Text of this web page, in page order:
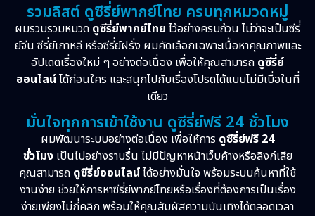
Period ย้อนยุค (38)
Political การเมือง (21)
Psychological จิตวิทยา (28)
Revenge
Romance โรแมนติก (75)
Sci-Fi วิทยาศาสตร์ (5)
Science (1)
รวมลิสต์ ดูซีรี่ย์พากย์ไทย ครบทุกหมวดหมู่
ผมรวบรวมหมวด ดูซีรี่ย์พากย์ไทย ไว้อย่างครบถ้วน ไม่ว่าจะเป็นซีรี่
ย์จีน ซีรี่ย์เกาหลี หรือซีรี่ย์ฝรั่ง ผมคัดเลือกเฉพาะเนื้อหาคุณภาพและ
อัปเดตเรื่องใหม่ ๆ อย่างต่อเนื่อง เพื่อให้คุณสามารถ ดูซีรี่ย์
ออนไลน์ได้ก่อนใคร และสนุกไปกับเรื่องโปรดได้แบบไม่มีเบื่อในที่
เดียว
มั่นใจทุกการเข้าใช้งาน ดูซีรี่ย์ฟรี 24 ชั่วโมง
ผมพัฒนาระบบอย่างต่อเนื่อง เพื่อให้การ ดูซีรี่ย์ฟรี 24
ชั่วโมงเป็นไปอย่างราบรื่น ไม่มีปัญหาหน้าเว็บค้างหรือลิงก์เสีย
คุณสามารถ ดูซีรี่ย์ออนไลน์ได้อย่างมั่นใจ พร้อมระบบค้นหาที่ใช้
งานง่าย ช่วยให้การหาซีรี่ย์พากย์ไทยหรือเรื่องที่ต้องการเป็นเรื่อง
ง่ายเพียงไม่กี่คลิก พร้อมให้คุณสัมผัสความบันเทิงได้ตลอดเวลา